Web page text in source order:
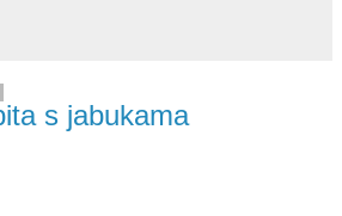
s jabukama